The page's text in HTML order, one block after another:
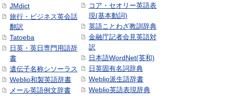
JMdict
旅行・ビジネス英会話
翻訳
Tatoeba
日英・英日専門用語辞
書
遺伝子名称シソーラス
Weblio和製英語辞書
メール英語例文辞書
コア・セオリー英語表
現(基本動詞)
英語ことわざ教訓辞典
金融庁記者会見英語対
訳
日本語WordNet(英和)
日英固有名詞辞典
Weblio派生語辞書
Weblio英語表現辞典